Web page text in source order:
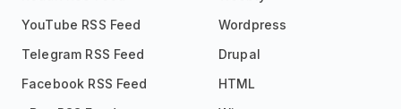
YouTube RSS Feed
Telegram RSS Feed
Facebook RSS Feed
Wordpress
Drupal
HTML